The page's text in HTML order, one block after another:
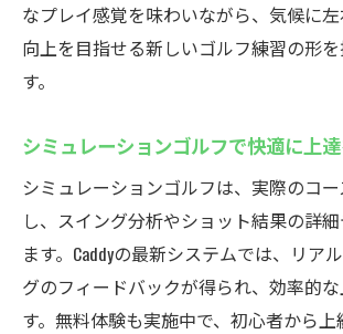
インドアゴルフスクールの先
ション体験
上達を支える最新設備が充実
世界各国のコースを体感でき
データを活かした効率的なレ
安心のセコム見守りシステム搭載
インドアゴルフスクールで安
なプレイ感覚を味わいながら、気候に
向上を目指せる新しいゴルフ練習の形
す。
シミュレーションゴルフで快適に上
シミュレーションゴルフは、実際のコ
し、スイング分析やショット結果の詳
ます。Caddyの最新システムでは、リア
グのフィードバックが得られ、効率的
す。無料体験も実施中で、初心者から上